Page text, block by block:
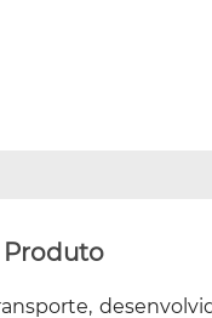
sejam
segurança,
Produto